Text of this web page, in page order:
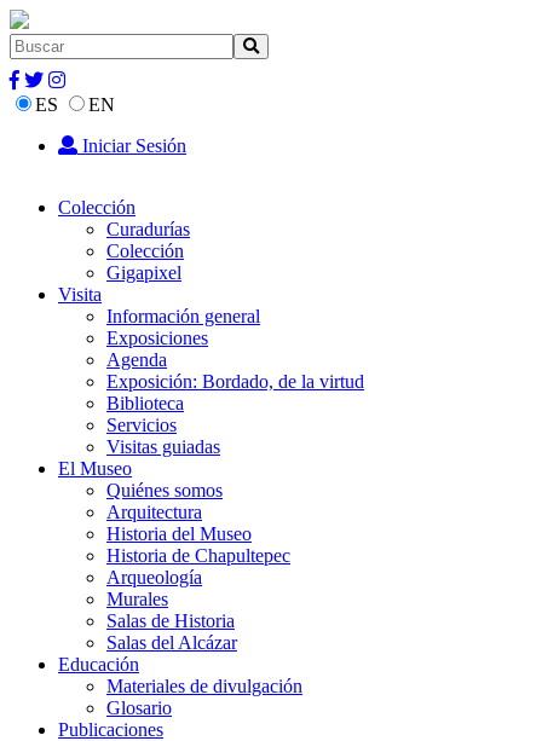
ES
EN
Iniciar Sesión
Colección
Curadurías
Colección
Gigapixel
Visita
Información general
Exposiciones
Agenda
Exposición: Bordado, de la virtud
Biblioteca
Servicios
Visitas guiadas
El Museo
Quiénes somos
Arquitectura
Historia del Museo
Historia de Chapultepec
Arqueología
Murales
Salas de Historia
Salas del Alcázar
Educación
Materiales de divulgación
Glosario
Publicaciones